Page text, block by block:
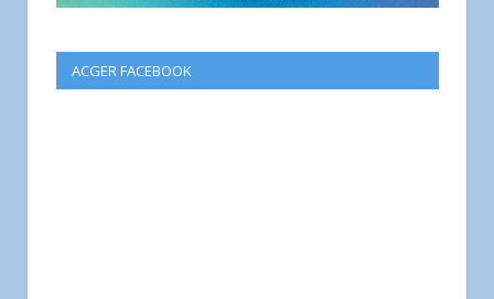
ACGER FACEBOOK